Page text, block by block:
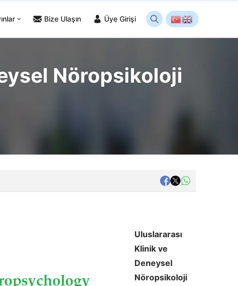
Bize Ulaşın Üye Girişi
Nöropsikoloji
Uluslararası
Klinik ve
Deneysel
Nöropsikoloji